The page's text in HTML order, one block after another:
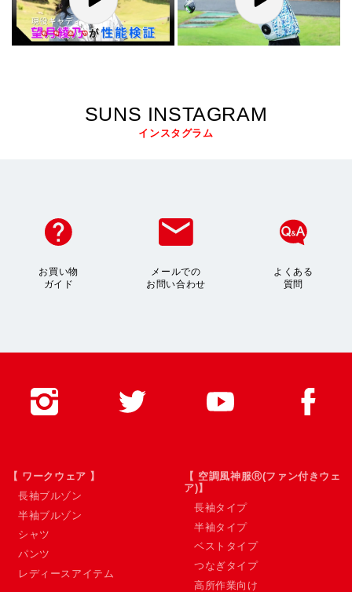
SUNS INSTAGRAM
インスタグラム
お買い物
ガイド
メールでの
お問い合わせ
よくある
質問
【 ワークウェア 】
長袖ブルゾン
半袖ブルゾン
シャツ
パンツ
レディースアイテム
【 空調風神服Ⓡ(ファン付きウェ
ア)】
長袖タイプ
半袖タイプ
ベストタイプ
つなぎタイプ
高所作業向け